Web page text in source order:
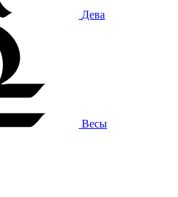
Дева
Весы